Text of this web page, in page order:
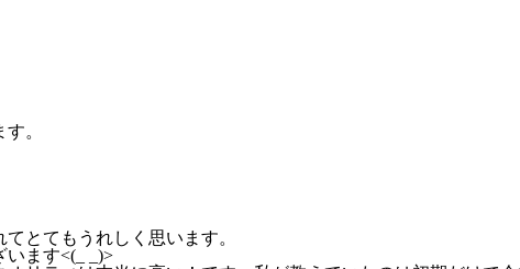
。
とてもうれしく思います。
ます<(_ _)>